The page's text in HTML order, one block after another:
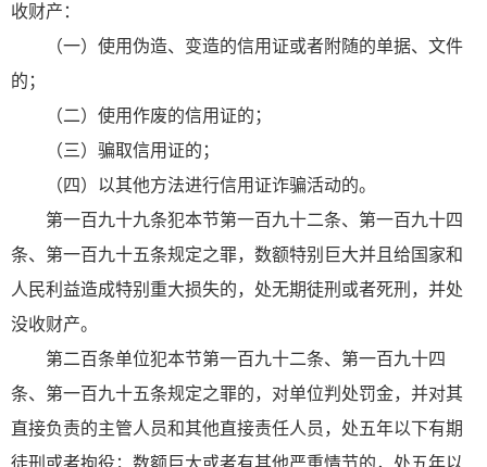
收财产：
（一）使用伪造、变造的信用证或者附随的单据、文件
的；
（二）使用作废的信用证的；
（三）骗取信用证的；
（四）以其他方法进行信用证诈骗活动的。
第一百九十九条犯本节第一百九十二条、第一百九十四
条、第一百九十五条规定之罪，数额特别巨大并且给国家和
人民利益造成特别重大损失的，处无期徒刑或者死刑，并处
没收财产。
第二百条单位犯本节第一百九十二条、第一百九十四
条、第一百九十五条规定之罪的，对单位判处罚金，并对其
直接负责的主管人员和其他直接责任人员，处五年以下有期
徒刑或者拘役；数额巨大或者有其他严重情节的，处五年以